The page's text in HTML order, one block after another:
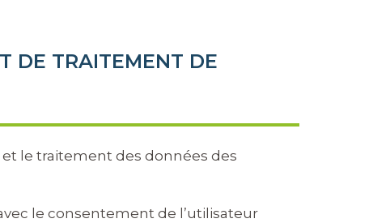
DE TRAITEMENT DE
le traitement des données des
le consentement de l’utilisateur